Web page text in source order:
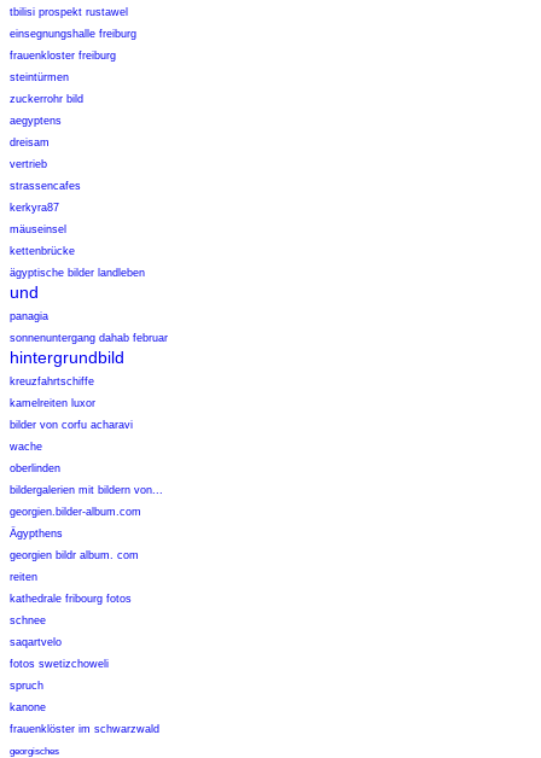
tbilisi prospekt rustawel
einsegnungshalle freiburg
frauenkloster freiburg
steintürmen
zuckerrohr bild
aegyptens
dreisam
vertrieb
strassencafes
kerkyra87
mäuseinsel
kettenbrücke
ägyptische bilder landleben
und
panagia
sonnenuntergang dahab februar
hintergrundbild
kreuzfahrtschiffe
kamelreiten luxor
bilder von corfu acharavi
wache
oberlinden
bildergalerien mit bildern von...
georgien.bilder-album.com
Ägypthens
georgien bildr album. com
reiten
kathedrale fribourg fotos
schnee
saqartvelo
fotos swetizchoweli
spruch
kanone
frauenklöster im schwarzwald
georgisches